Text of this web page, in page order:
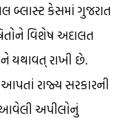
બ્લાસ્ટ કેસમાં ગુજરાત
વિશેષ અદાલત
યથાવત્ રાખી છે.
આપતાં રાજ્ય સરકારની
આવેલી અપીલોનું